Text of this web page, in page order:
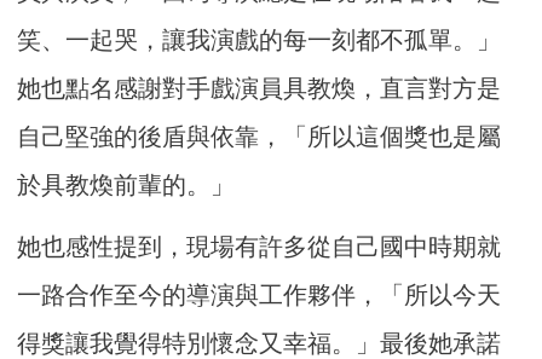
笑、一起哭，讓我演戲的每一刻都不孤單。」
她也點名感謝對手戲演員具教煥，直言對方是
自己堅強的後盾與依靠，「所以這個獎也是屬
於具教煥前輩的。」
她也感性提到，現場有許多從自己國中時期就
一路合作至今的導演與工作夥伴，「所以今天
得獎讓我覺得特別懷念又幸福。」最後她承諾